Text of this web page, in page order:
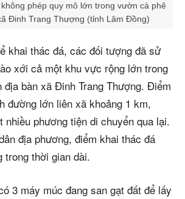
phép quy mô lớn trong vườn cà phê
Đinh Trang Thượng (tỉnh Lâm Đồng)
khai thác đá, các đối tượng đã sử
xới cả một khu vực rộng lớn trong
bàn xã Đinh Trang Thượng. Điểm
đường lớn liên xã khoảng 1 km,
nhiều phương tiện di chuyển qua lại.
địa phương, điểm khai thác đá
trong thời gian dài.
3 máy múc đang san gạt đất để lấy